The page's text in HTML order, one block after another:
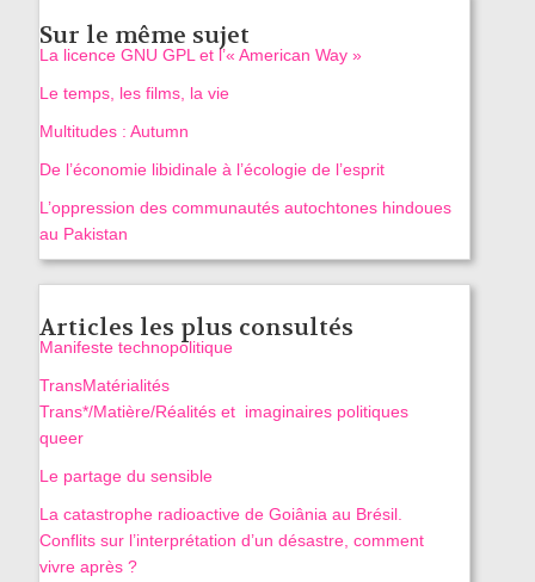
Sur le même sujet
La licence GNU GPL et l’« American Way »
Le temps, les films, la vie
Multitudes : Autumn
De l’économie libidinale à l’écologie de l’esprit
L’oppression des communautés autochtones hindoues
au Pakistan
Articles les plus consultés
Manifeste technopolitique
TransMatérialités
Trans*/Matière/Réalités et imaginaires politiques
queer
Le partage du sensible
La catastrophe radioactive de Goiânia au Brésil.
Conflits sur l’interprétation d’un désastre, comment
vivre après ?